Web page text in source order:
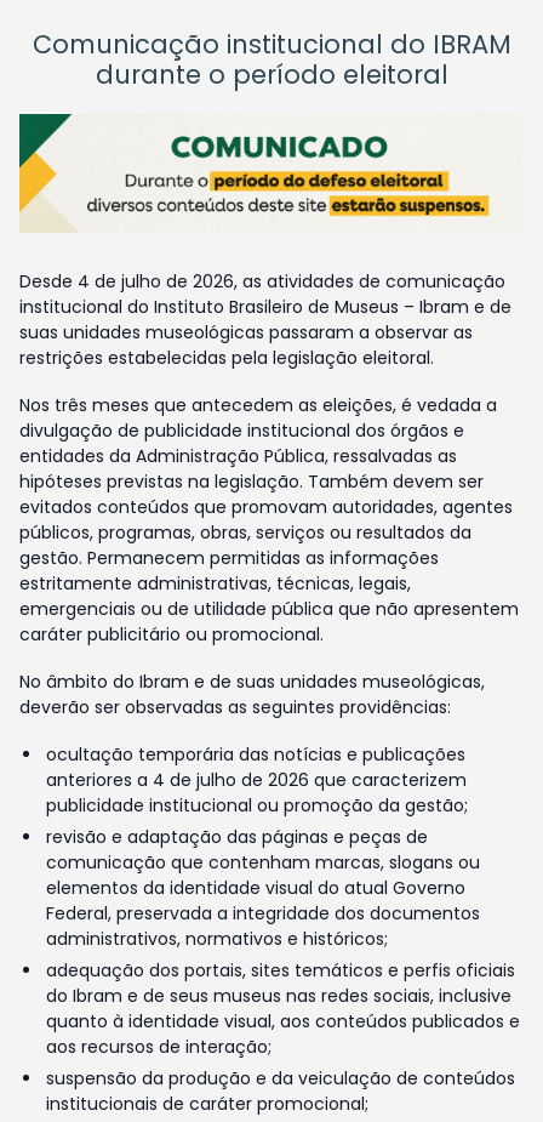
Comunicação institucional do IBRAM
durante o período eleitoral
Desde 4 de julho de 2026, as atividades de comunicação
institucional do Instituto Brasileiro de Museus – Ibram e de
suas unidades museológicas passaram a observar as
restrições estabelecidas pela legislação eleitoral.
Nos três meses que antecedem as eleições, é vedada a
divulgação de publicidade institucional dos órgãos e
entidades da Administração Pública, ressalvadas as
hipóteses previstas na legislação. Também devem ser
evitados conteúdos que promovam autoridades, agentes
públicos, programas, obras, serviços ou resultados da
gestão. Permanecem permitidas as informações
estritamente administrativas, técnicas, legais,
emergenciais ou de utilidade pública que não apresentem
caráter publicitário ou promocional.
No âmbito do Ibram e de suas unidades museológicas,
deverão ser observadas as seguintes providências:
ocultação temporária das notícias e publicações
anteriores a 4 de julho de 2026 que caracterizem
publicidade institucional ou promoção da gestão;
revisão e adaptação das páginas e peças de
comunicação que contenham marcas, slogans ou
elementos da identidade visual do atual Governo
Federal, preservada a integridade dos documentos
administrativos, normativos e históricos;
adequação dos portais, sites temáticos e perfis oficiais
do Ibram e de seus museus nas redes sociais, inclusive
quanto à identidade visual, aos conteúdos publicados e
aos recursos de interação;
suspensão da produção e da veiculação de conteúdos
institucionais de caráter promocional;